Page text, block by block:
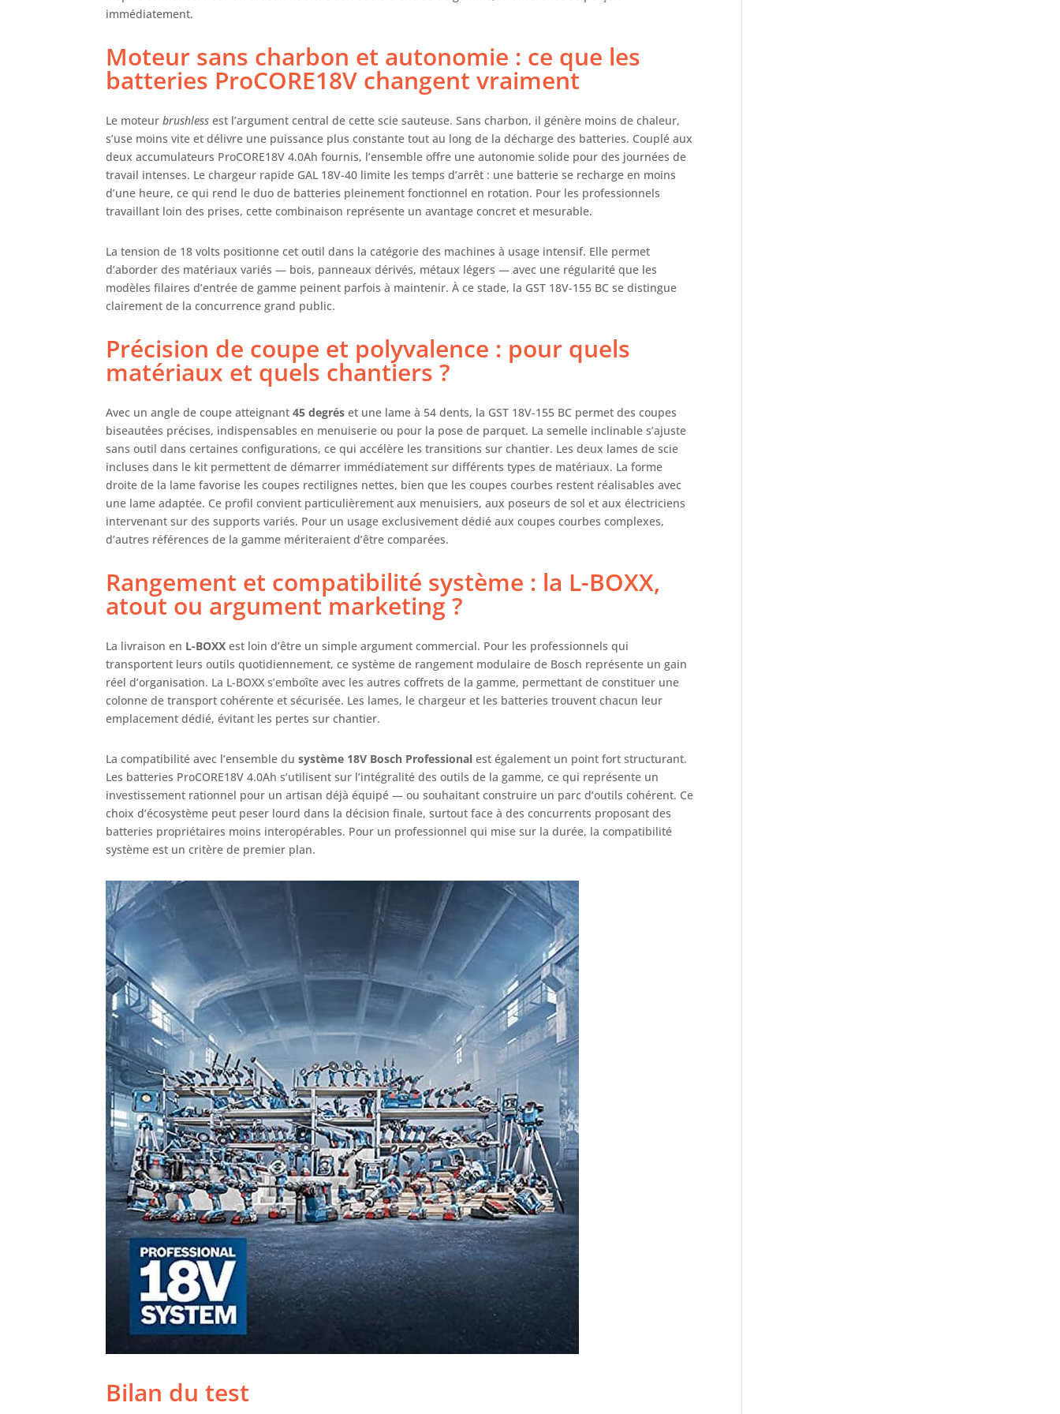
immédiatement.
Moteur sans charbon et autonomie : ce que les
batteries ProCORE18V changent vraiment
Le moteurbrushless est l’argument central de cette scie sauteuse. Sans charbon, il génère moins de chaleur,
s’use moins vite et délivre une puissance plus constante tout au long de la décharge des batteries. Couplé aux
deux accumulateurs ProCORE18V 4.0Ah fournis, l’ensemble offre une autonomie solide pour des journées de
travail intenses. Le chargeur rapide GAL 18V-40 limite les temps d’arrêt : une batterie se recharge en moins
d’une heure, ce qui rend le duo de batteries pleinement fonctionnel en rotation. Pour les professionnels
travaillant loin des prises, cette combinaison représente un avantage concret et mesurable.
La tension de 18 volts positionne cet outil dans la catégorie des machines à usage intensif. Elle permet
d’aborder des matériaux variés — bois, panneaux dérivés, métaux légers — avec une régularité que les
modèles filaires d’entrée de gamme peinent parfois à maintenir. À ce stade, la GST 18V-155 BC se distingue
clairement de la concurrence grand public.
Précision de coupe et polyvalence : pour quels
matériaux et quels chantiers ?
Avec un angle de coupe atteignant45 degrés et une lame à 54 dents, la GST 18V-155 BC permet des coupes
biseautées précises, indispensables en menuiserie ou pour la pose de parquet. La semelle inclinable s’ajuste
sans outil dans certaines configurations, ce qui accélère les transitions sur chantier. Les deux lames de scie
incluses dans le kit permettent de démarrer immédiatement sur différents types de matériaux. La forme
droite de la lame favorise les coupes rectilignes nettes, bien que les coupes courbes restent réalisables avec
une lame adaptée. Ce profil convient particulièrement aux menuisiers, aux poseurs de sol et aux électriciens
intervenant sur des supports variés. Pour un usage exclusivement dédié aux coupes courbes complexes,
d’autres références de la gamme mériteraient d’être comparées.
Rangement et compatibilité système : la L-BOXX,
atout ou argument marketing ?
La livraison en L-BOXX est loin d’être un simple argument commercial. Pour les professionnels qui
transportent leurs outils quotidiennement, ce système de rangement modulaire de Bosch représente un gain
réel d’organisation. La L-BOXX s’emboîte avec les autres coffrets de la gamme, permettant de constituer une
colonne de transport cohérente et sécurisée. Les lames, le chargeur et les batteries trouvent chacun leur
emplacement dédié, évitant les pertes sur chantier.
La compatibilité avec l’ensemble dusystème 18V Bosch Professional est également un point fort structurant.
Les batteries ProCORE18V 4.0Ah s’utilisent sur l’intégralité des outils de la gamme, ce qui représente un
investissement rationnel pour un artisan déjà équipé — ou souhaitant construire un parc d’outils cohérent. Ce
choix d’écosystème peut peser lourd dans la décision finale, surtout face à des concurrents proposant des
batteries propriétaires moins interopérables. Pour un professionnel qui mise sur la durée, la compatibilité
système est un critère de premier plan.
Bilan du test